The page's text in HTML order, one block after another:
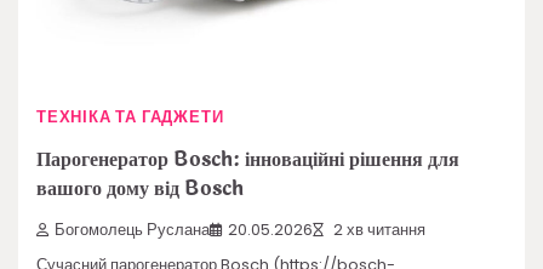
ТЕХНІКА ТА ГАДЖЕТИ
Парогенератор Bosch: інноваційні рішення для
вашого дому від Bosch
Богомолець Руслана 20.05.2026 2 хв читання